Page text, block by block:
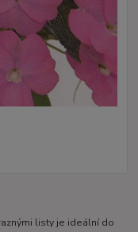
listy je ideální do